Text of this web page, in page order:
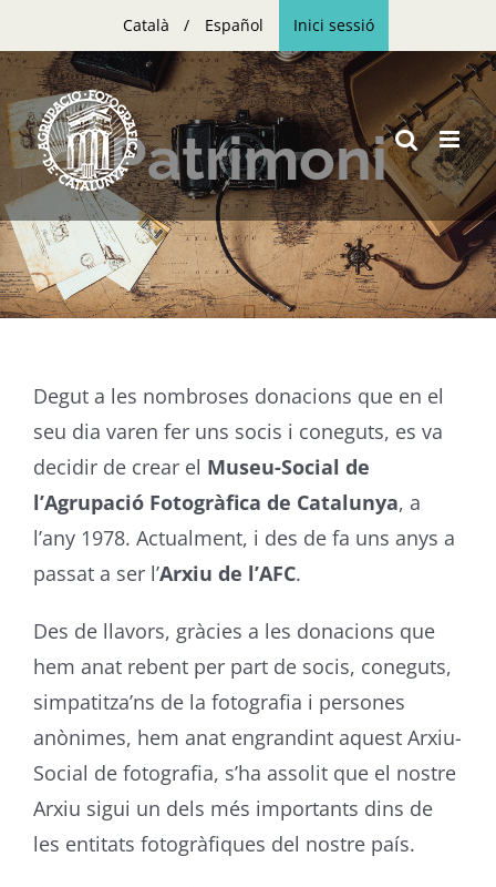
to
content
Català Español Inici sessió
Patrimoni
Degut a les nombroses donacions que en el
seu dia varen fer uns socis i coneguts, es va
decidir de crear el Museu-Social de
l’Agrupació Fotogràfica de Catalunya, a
l’any 1978. Actualment, i des de fa uns anys a
passat a ser l’Arxiu de l’AFC.
Des de llavors, gràcies a les donacions que
hem anat rebent per part de socis, coneguts,
simpatitza’ns de la fotografia i persones
anònimes, hem anat engrandint aquest Arxiu-
Social de fotografia, s’ha assolit que el nostre
Arxiu sigui un dels més importants dins de
les entitats fotogràfiques del nostre país.